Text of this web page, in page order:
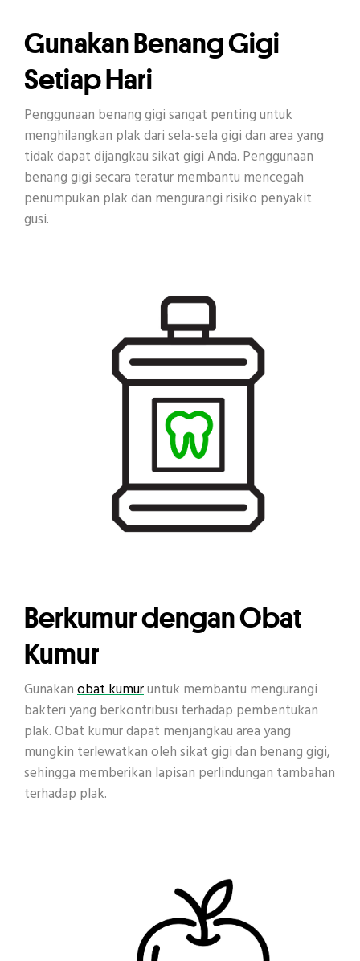
Gunakan Benang Gigi
Setiap Hari
Penggunaan benang gigi sangat penting untuk
menghilangkan plak dari sela-sela gigi dan area yang
tidak dapat dijangkau sikat gigi Anda. Penggunaan
benang gigi secara teratur membantu mencegah
penumpukan plak dan mengurangi risiko penyakit
gusi.
Berkumur dengan Obat
Kumur
Gunakanobat kumuruntuk membantu mengurangi
bakteri yang berkontribusi terhadap pembentukan
plak. Obat kumur dapat menjangkau area yang
mungkin terlewatkan oleh sikat gigi dan benang gigi,
sehingga memberikan lapisan perlindungan tambahan
terhadap plak.